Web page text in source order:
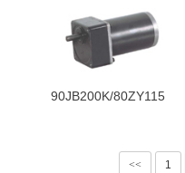
90JB200K/80ZY115
<< 1